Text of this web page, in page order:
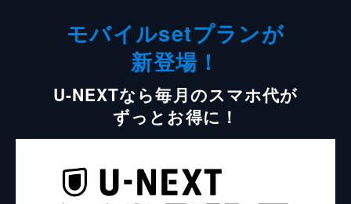
モバイルsetプランが
新登場！
U-NEXTなら毎月のスマホ代が
ずっとお得に！